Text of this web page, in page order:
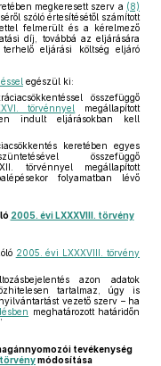
megkeresett szerv a (8)
szóló értesítésétől számított
felmerült és a kérelmező
díj, továbbá az eljárására
eljárási költség eljáró
egészül ki:
összefüggő
törvénnyel
megállapított
indult eljárásokban kell
keretében egyes
összefüggő
törvénnyel megállapított
folyamatban lévő
2005. évi LXXXVIII. törvény
2005. évi LXXXVIII. törvény
azon adatok
tartalmaz, úgy is
vezető szerv – ha
meghatározott határidőn
tevékenység
törvénymódosítása